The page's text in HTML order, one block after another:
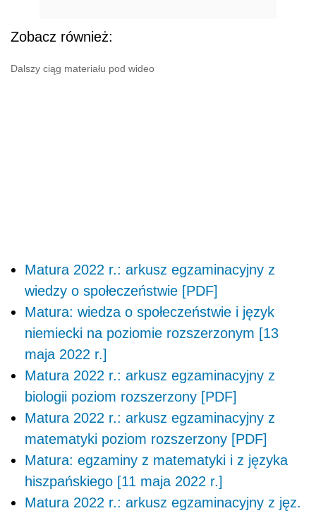
Zobacz również:
Dalszy ciąg materiału pod wideo
Matura 2022 r.: arkusz egzaminacyjny z
wiedzy o społeczeństwie [PDF]
Matura: wiedza o społeczeństwie i język
niemiecki na poziomie rozszerzonym [13
maja 2022 r.]
Matura 2022 r.: arkusz egzaminacyjny z
biologii poziom rozszerzony [PDF]
Matura 2022 r.: arkusz egzaminacyjny z
matematyki poziom rozszerzony [PDF]
Matura: egzaminy z matematyki i z języka
hiszpańskiego [11 maja 2022 r.]
Matura 2022 r.: arkusz egzaminacyjny z jęz.